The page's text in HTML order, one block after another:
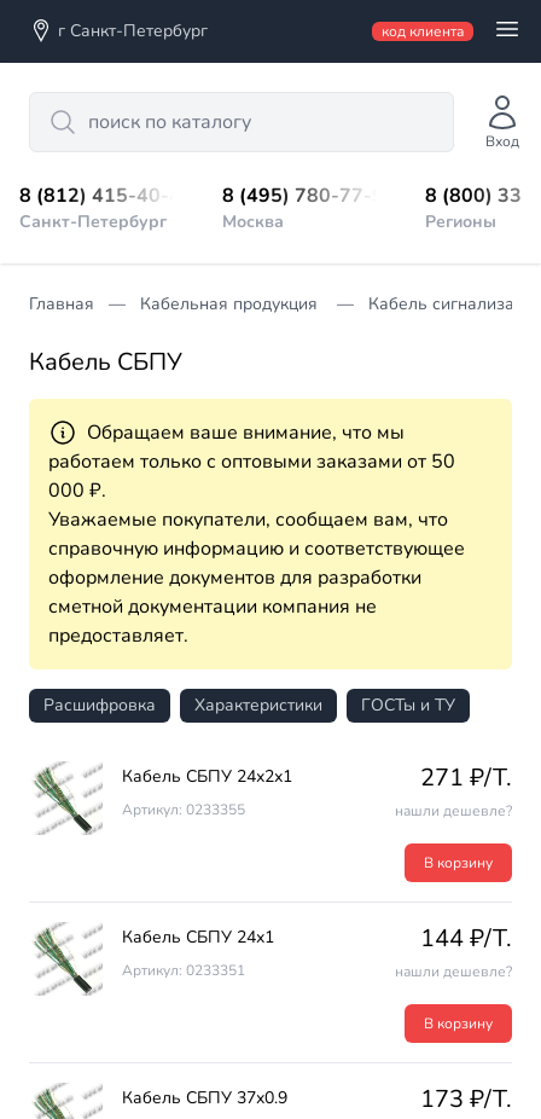
г Санкт-Петербург код клиента
Search
Вход
8 (812) 415-40-45
Санкт-Петербург
8 (495) 780-77-98
Москва
8 (800)
Регионы
Главная Кабельная продукция Кабель
Кабель СБПУ
Обращаем ваше внимание, что мы
работаем только с оптовыми заказами от 50
000 ₽.
Уважаемые покупатели, сообщаем вам, что
справочную информацию и соответствующее
оформление документов для разработки
сметной документации компания не
предоставляет.
Расшифровка Характеристики ГОСТы и ТУ
Кабель СБПУ 24х2х1
Артикул: 0233355
271 ₽/T.
нашли дешевле?
В корзину
Кабель СБПУ 24х1
Артикул: 0233351
144 ₽/T.
нашли дешевле?
В корзину
Кабель СБПУ 37х0.9 173 ₽/T.